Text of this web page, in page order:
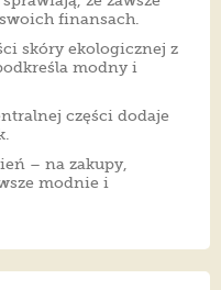
finansach.
skóry ekologicznej z
modny i
części dodaje
– na zakupy,
modnie i